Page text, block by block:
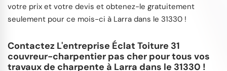
votre prix et votre devis et obtenez-le gratuitement
seulement pour ce mois-ci à Larra dans le 31330 !
Contactez L'entreprise Éclat Toiture 31
couvreur-charpentier pas cher pour tous vos
travaux de charpente à Larra dans le 31330 !